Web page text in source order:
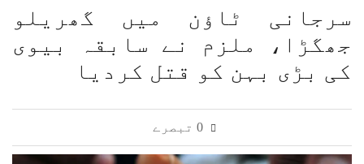
سرجانی ٹاؤن میں گھریلو
جھگڑا، ملزم نے سابقہ بیوی
کی بڑی بہن کو قتل کردیا
0 تبصرے